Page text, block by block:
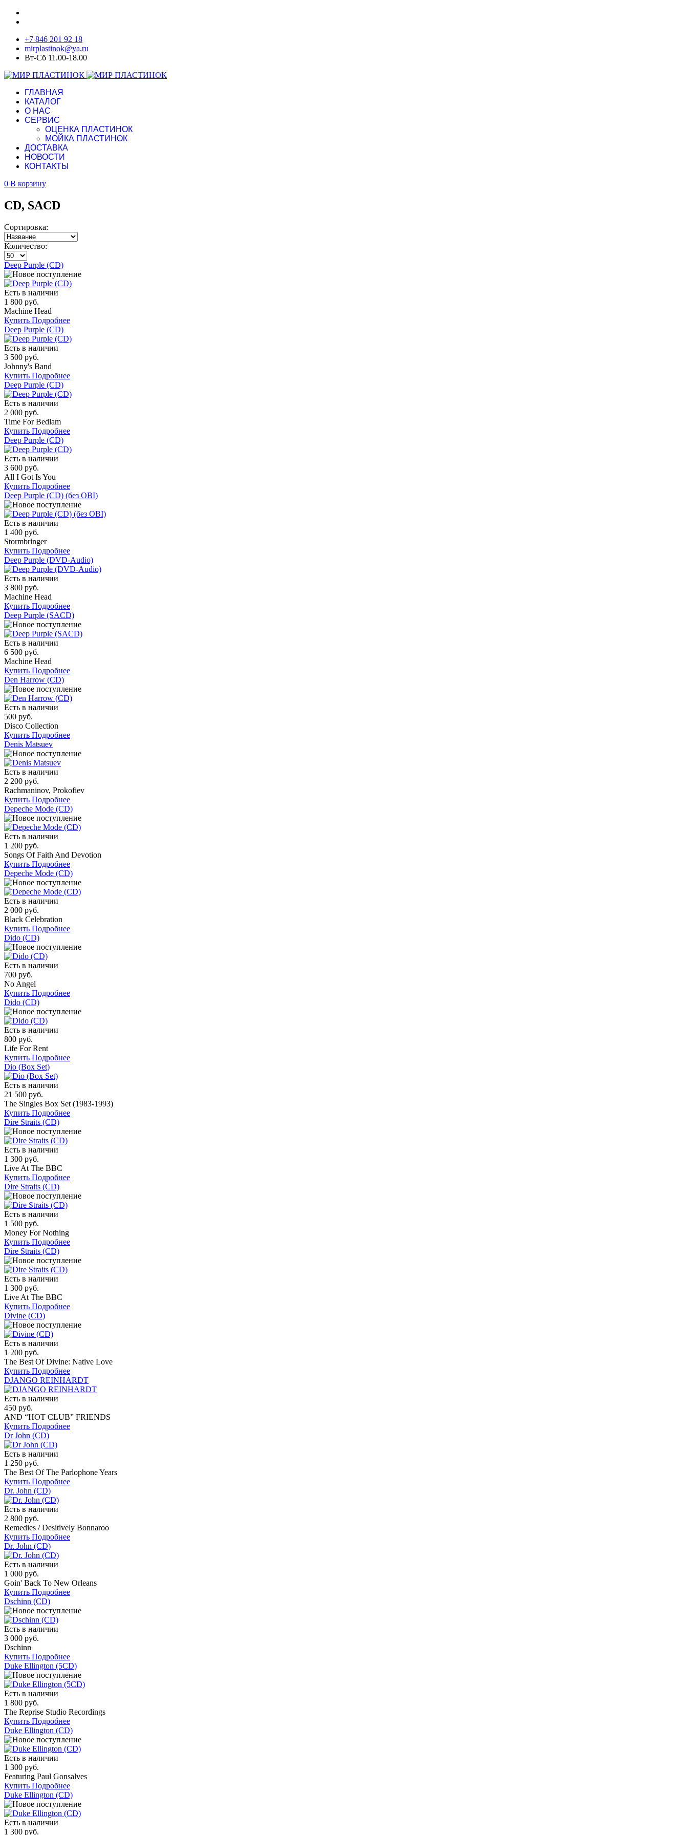
+7 846 201 92 18
mirplastinok@ya.ru
Вт-Сб 11.00-18.00
ГЛАВНАЯ
КАТАЛОГ
О НАС
СЕРВИС
ОЦЕНКА ПЛАСТИНОК
МОЙКА ПЛАСТИНОК
ДОСТАВКА
НОВОСТИ
КОНТАКТЫ
0 В корзину
CD, SACD
Сортировка:
Количество:
Deep Purple (CD)
Есть в наличии
1 800 руб.
Machine Head
Купить Подробнее
Deep Purple (CD)
Есть в наличии
3 500 руб.
Johnny's Band
Купить Подробнее
Deep Purple (CD)
Есть в наличии
2 000 руб.
Time For Bedlam
Купить Подробнее
Deep Purple (CD)
Есть в наличии
3 600 руб.
All I Got Is You
Купить Подробнее
Deep Purple (CD) (без OBI)
Есть в наличии
1 400 руб.
Stormbringer
Купить Подробнее
Deep Purple (DVD-Audio)
Есть в наличии
3 800 руб.
Machine Head
Купить Подробнее
Deep Purple (SACD)
Есть в наличии
6 500 руб.
Machine Head
Купить Подробнее
Den Harrow (СD)
Есть в наличии
500 руб.
Disco Collection
Купить Подробнее
Denis Matsuev
Есть в наличии
2 200 руб.
Rachmaninov, Prokofiev
Купить Подробнее
Depeche Mode (CD)
Есть в наличии
1 200 руб.
Songs Of Faith And Devotion
Купить Подробнее
Depeche Mode (CD)
Есть в наличии
2 000 руб.
Black Celebration
Купить Подробнее
Dido (CD)
Есть в наличии
700 руб.
No Angel
Купить Подробнее
Dido (CD)
Есть в наличии
800 руб.
Life For Rent
Купить Подробнее
Dio (Box Set)
Есть в наличии
21 500 руб.
The Singles Box Set (1983-1993)
Купить Подробнее
Dire Straits (CD)
Есть в наличии
1 300 руб.
Live At The BBC
Купить Подробнее
Dire Straits (CD)
Есть в наличии
1 500 руб.
Money For Nothing
Купить Подробнее
Dire Straits (CD)
Есть в наличии
1 300 руб.
Live At The BBC
Купить Подробнее
Divine (CD)
Есть в наличии
1 200 руб.
The Best Of Divine: Native Love
Купить Подробнее
DJANGO REINHARDT
Есть в наличии
450 руб.
AND “HOT CLUB” FRIENDS
Купить Подробнее
Dr John (CD)
Есть в наличии
1 250 руб.
The Best Of The Parlophone Years
Купить Подробнее
Dr. John (CD)
Есть в наличии
2 800 руб.
Remedies / Desitively Bonnaroo
Купить Подробнее
Dr. John (CD)
Есть в наличии
1 000 руб.
Goin' Back To New Orleans
Купить Подробнее
Dschinn (CD)
Есть в наличии
3 000 руб.
Dschinn
Купить Подробнее
Duke Ellington (5CD)
Есть в наличии
1 800 руб.
The Reprise Studio Recordings
Купить Подробнее
Duke Ellington (CD)
Есть в наличии
1 300 руб.
Featuring Paul Gonsalves
Купить Подробнее
Duke Ellington (CD)
Есть в наличии
1 300 руб.